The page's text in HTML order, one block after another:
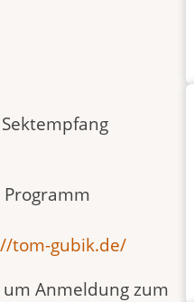
tom-gubik.de/
Anmeldung zum